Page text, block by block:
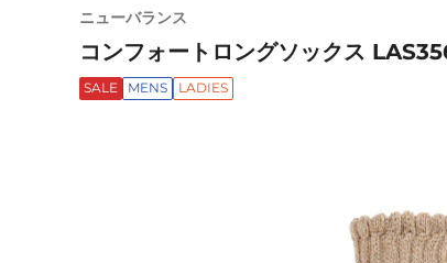
ニューバランス
コンフォートロングソックス
SALE MENS LADIES